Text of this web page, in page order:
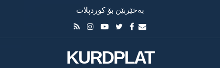
بەخێربێن بۆ کوردپلات
KURDPLAT